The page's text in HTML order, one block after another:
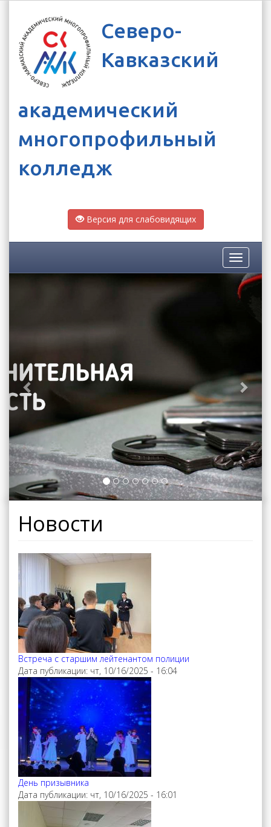
Северо-
Кавказский
академический
многопрофильный
колледж
Версия для слабовидящих
Toggle
Previous Next
Новости
Встреча с старшим лейтенантом полиции
Дата публикации: чт, 10/16/2025 - 16:04
День призывника
Дата публикации: чт, 10/16/2025 - 16:01